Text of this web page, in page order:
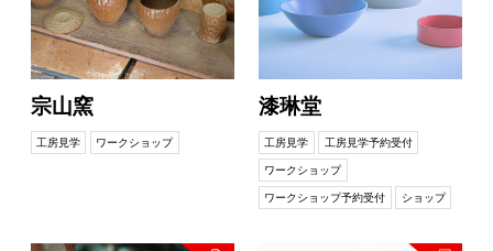
宗山窯
工房見学 ワークショップ
漆琳堂
工房見学 工房見学予約受付
ワークショップ
ワークショップ予約受付 ショップ